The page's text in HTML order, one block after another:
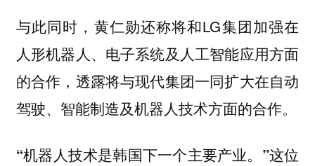
与此同时，黄仁勋还称将和LG集团加强在
人形机器人、电子系统及人工智能应用方面
的合作，透露将与现代集团一同扩大在自动
驾驶、智能制造及机器人技术方面的合作。
“机器人技术是韩国下一个主要产业。”这位